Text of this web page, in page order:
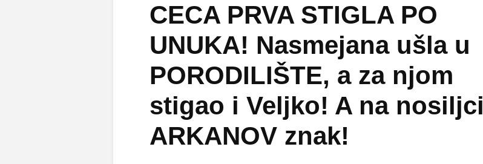
CECA PRVA STIGLA PO
UNUKA! Nasmejana ušla u
PORODILIŠTE, a za njom
stigao i Veljko! A na nosiljci
ARKANOV znak!